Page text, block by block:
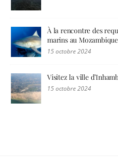
À la rencontre des
marins au Mozambique
15 octobre 2024
Visitez la ville
15 octobre 2024